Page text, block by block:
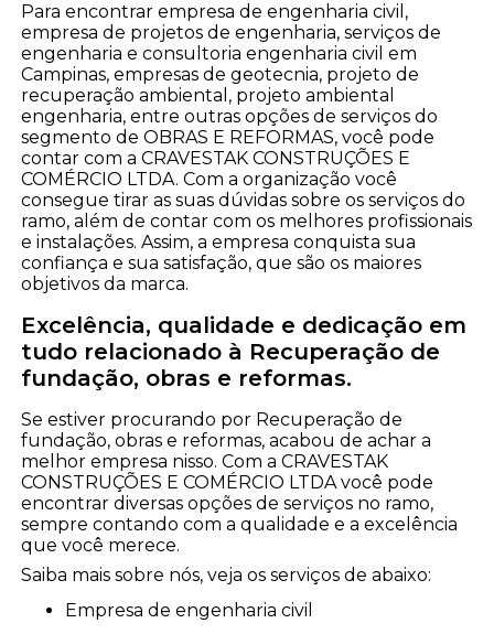
Para encontrar empresa de engenharia civil,
empresa de projetos de engenharia, serviços de
engenharia e consultoria engenharia civil em
Campinas, empresas de geotecnia, projeto de
recuperação ambiental, projeto ambiental
engenharia, entre outras opções de serviços do
segmento de OBRAS E REFORMAS, você pode
contar com a CRAVESTAK CONSTRUÇÕES E
COMÉRCIO LTDA. Com a organização você
consegue tirar as suas dúvidas sobre os serviços do
ramo, além de contar com os melhores profissionais
e instalações. Assim, a empresa conquista sua
confiança e sua satisfação, que são os maiores
objetivos da marca.
Excelência, qualidade e dedicação em
tudo relacionado à Recuperação de
fundação, obras e reformas.
Se estiver procurando por Recuperação de
fundação, obras e reformas, acabou de achar a
melhor empresa nisso. Com a CRAVESTAK
CONSTRUÇÕES E COMÉRCIO LTDA você pode
encontrar diversas opções de serviços no ramo,
sempre contando com a qualidade e a excelência
que você merece.
Saiba mais sobre nós, veja os serviços de abaixo:
empresa de engenharia civil